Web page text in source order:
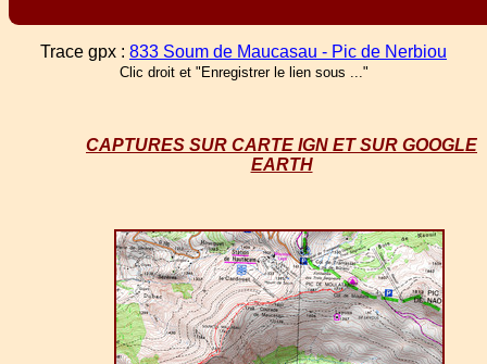
Trace gpx : 833 Soum de Maucasau - Pic de Nerbiou
Clic droit et "Enregistrer le lien sous ..."
CAPTURES SUR CARTE IGN ET SUR GOOGLE
EARTH